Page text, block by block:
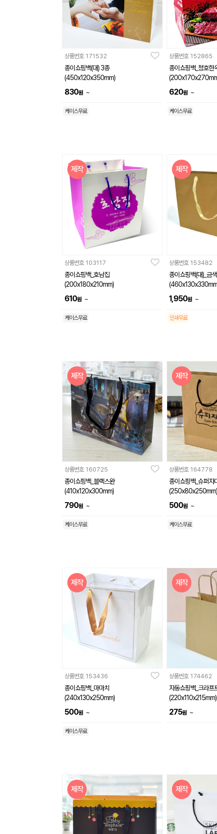
상품번호 171532
종이쇼핑백(대) 3종
(450x120x350mm)
830원 ~
케이스무료
상품번호 152865
종이쇼핑백_청호한
620원 ~
케이스무료
제작
상품번호 103117
종이쇼핑백_호남집
(200x180x210mm)
610원 ~
케이스무료
제작
상품번호 153482
종이쇼핑백(대)_금색
1,950원 ~
인쇄무료
제작
상품번호 160725
종이쇼핑백_블랙스완
(410x120x300mm)
790원 ~
케이스무료
제작
상품번호 164778
종이쇼핑백_슈퍼자
(250x80x250mm)
500원 ~
케이스무료
제작
상품번호 153436
종이쇼핑백_마마치
(240x130x250mm)
500원 ~
케이스무료
제작
상품번호 174462
자동쇼핑백_크라프
(220x110x215mm)
275원 ~
제작 제작